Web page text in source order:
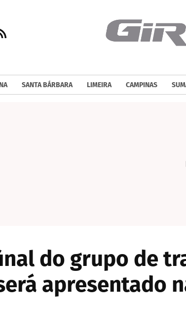
SANTA BÁRBARA LIMEIRA CAMPINAS
do grupo de
apresentado